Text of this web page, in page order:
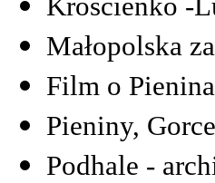
Małopolska
Film o
Pieniny,
Podhale -